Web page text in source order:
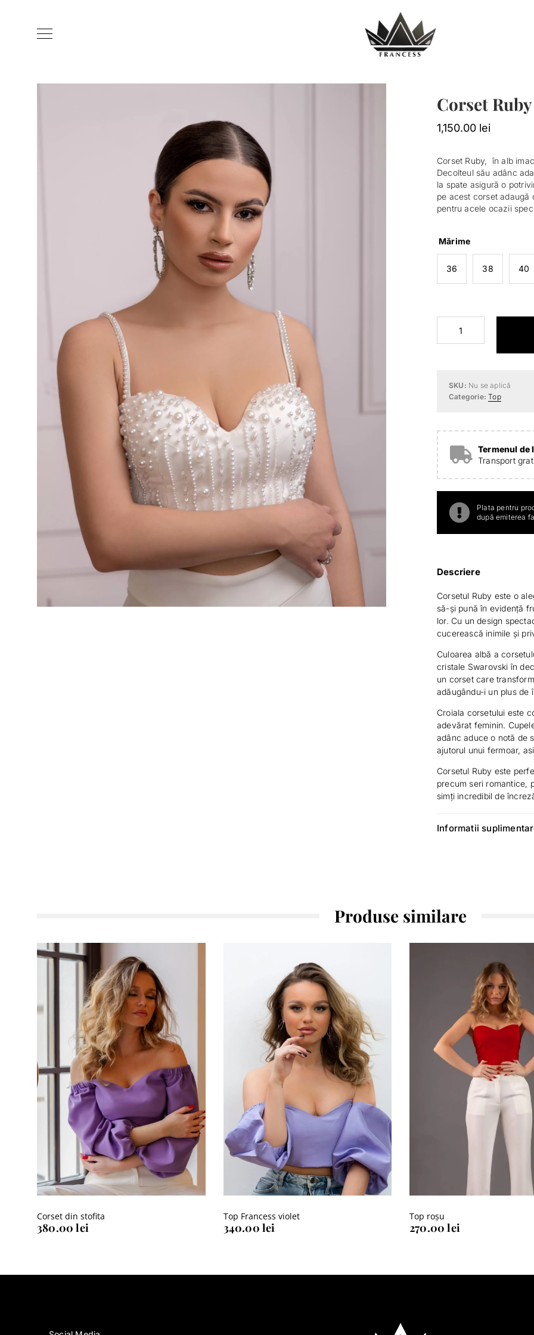
Corset Ruby
1,150.00 lei
Corset Ruby, în alb
Decolteul său adânc
la spate asigură o
pe acest corset adaugă
pentru acele ocazii
Mărime
36 38 40
Corset
SKU: Nu se aplică
Categorie:Top
Termenul de
Transport
Plata pentru
după emiterea
Descriere
Corsetul Ruby este o
să-și pună în evidență
lor. Cu un design
cucerească inimile și
Culoarea albă a
cristale Swarovski în
un corset care
adăugându-i un plus de
Croiala corsetului este
adevărat feminin.
adânc aduce o notă de
ajutorul unui fermoar,
Corsetul Ruby este
precum seri romantice,
simți incredibil de
Informatii
Produse similare
Corset din stofita
380.00lei
Top Francess violet
340.00 lei
Top roșu
270.00lei